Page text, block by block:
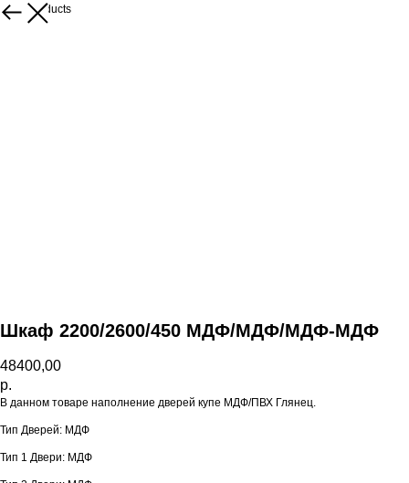
More products
Шкаф 2200/2600/450 МДФ/МДФ/МДФ-МДФ
48400,00
р.
В данном товаре наполнение дверей купе МДФ/ПВХ Глянец.
Тип Дверей: МДФ
Тип 1 Двери: МДФ